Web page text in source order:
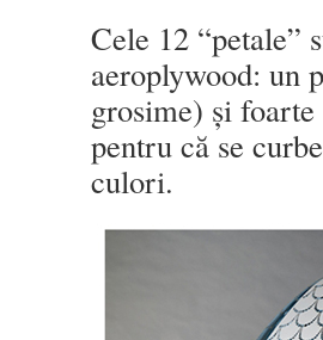
Cele 12 “petale”
aeroplywood: un
grosime) și
pentru că se
culori.